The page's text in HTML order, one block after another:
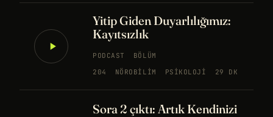
Yitip Giden Duyarlılığımız:
Kayıtsızlık
PODCAST
BÖLÜM
204
NÖROBILIM PSIKOLOJI 29 DK
Sora 2 çıktı: Artık Kendinizi